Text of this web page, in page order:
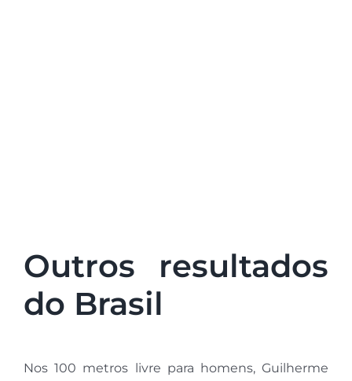
Outros resultados
do Brasil
Nos 100 metros livre para homens, Guilherme